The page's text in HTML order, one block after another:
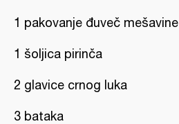
1 pakovanje đuveč mešavine
1 šoljica pirinča
2 glavice crnog luka
3 bataka